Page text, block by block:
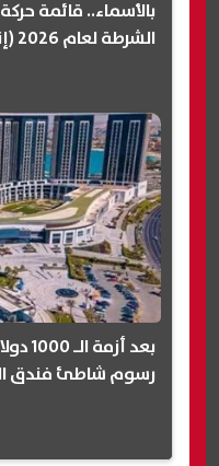
بالأسماء.. قائمة
الشرطة لعام 2026 (إنفوجراف)
بعد
رسوم شاطئ فندق